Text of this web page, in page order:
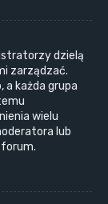
dzielą
zarządzać.
a każda grupa
wielu
lub